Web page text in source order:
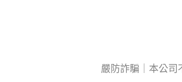
嚴防詐騙｜本公司